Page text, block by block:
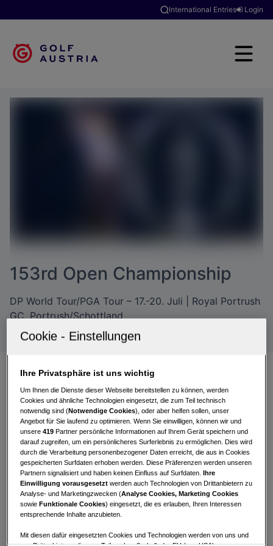
International Entries Login
153rd Open Championship
DP World Tour/PGA Tour – 17.-20. Juli | Royal Portrush
GC, Portrush/Schottland
DieOpen Championshipist das älteste und
traditionsreichste Golfturnier der Welt. Wenn sich in
dieser Woche die besten Golfer der Welt zur153.
Auflageversammeln, geht es nicht nur um Ruhm,
Ehre und den berühmten Claret Jug, sondern auch
um einen Eintrag in die Annalen des Golfsports.
Erst zum dritten Mal in der Geschichte wird das
Turnier außerhalb von Großbritannien ausgetragen
– erneut imRoyal Portrush Golf Club
nordirischen County Antrim. Bereits 1951 und dann,
Ihre Privatsphäre ist uns wichtig
Um Ihnen die Dienste dieser Webseite bereitstellen zu können, werden
Cookies und ähnliche Technologien eingesetzt, die zum Teil technisch
notwendig sind (Notwendige Cookies), oder aber helfen sollen, unser
Angebot für Sie laufend zu optimieren. Wenn Sie einwilligen, können wir und
unsere419 Partner persönliche Informationen auf Ihrem Gerät speichern und
darauf zugreifen, um ein persönlicheres Surferlebnis zu ermöglichen. Dies wird
durch die Verarbeitung personenbezogener Daten erreicht, die aus in Cookies
gespeicherten Surfdaten erhoben werden. Diese Präferenzen werden unseren
Partnern signalisiert und haben keinen Einfluss auf Surfdaten.Ihre
Einwilligung vorausgesetzt werden auch Technologien von Drittanbietern zu
Analyse- und Marketingzwecken (Analyse Cookies, Marketing Cookies
sowieFunktionale Cookies) eingesetzt, die es erlauben, Ihren Interessen
entsprechende Inhalte anzubieten.
Mit diesen dafür eingesetzten Cookies und Technologien werden von uns und